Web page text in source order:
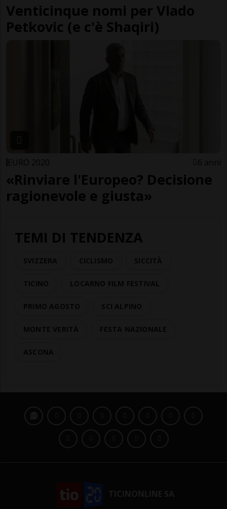
Venticinque nomi per Vlado
Petkovic (e c'è Shaqiri)
EURO 2020 6 anni
«Rinviare l'Europeo? Decisione
ragionevole e giusta»
TEMI DI TENDENZA